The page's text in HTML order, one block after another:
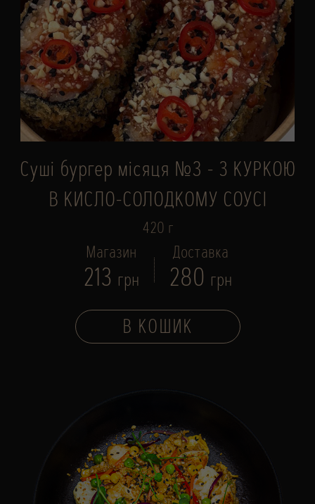
Суші бургер місяця №3 - З КУРКОЮ
В КИСЛО-СОЛОДКОМУ СОУСІ
420 г
Магазин
213 грн
Доставка
280 грн
В КОШИК